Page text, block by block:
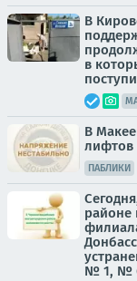
В
в
В
лифтов
ПАБЛИКИ
районе
№ 1, №